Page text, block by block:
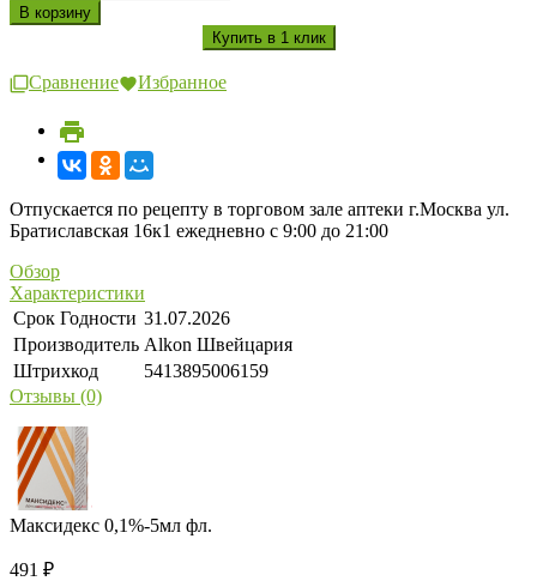
Сравнение Избранное
Отпускается по рецепту в торговом зале аптеки г.Москва ул.
Братиславская 16к1 ежедневно с 9:00 до 21:00
Обзор
Характеристики
Срок Годности 31.07.2026
Производитель Alkon Швейцария
Штрихкод
5413895006159
Отзывы (0)
Максидекс 0,1%-5мл фл.
491 ₽